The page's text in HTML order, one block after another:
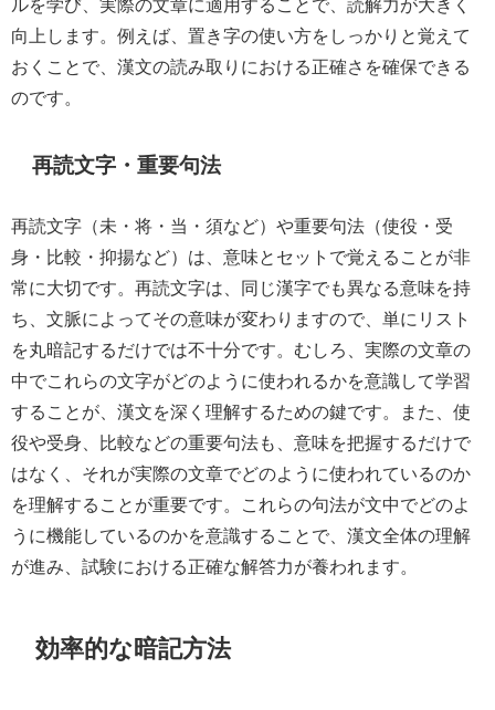
ルを学び、実際の文章に適用することで、読解力が大きく
向上します。例えば、置き字の使い方をしっかりと覚えて
おくことで、漢文の読み取りにおける正確さを確保できる
のです。
再読文字・重要句法
再読文字（未・将・当・須など）や重要句法（使役・受
身・比較・抑揚など）は、意味とセットで覚えることが非
常に大切です。再読文字は、同じ漢字でも異なる意味を持
ち、文脈によってその意味が変わりますので、単にリスト
を丸暗記するだけでは不十分です。むしろ、実際の文章の
中でこれらの文字がどのように使われるかを意識して学習
することが、漢文を深く理解するための鍵です。また、使
役や受身、比較などの重要句法も、意味を把握するだけで
はなく、それが実際の文章でどのように使われているのか
を理解することが重要です。これらの句法が文中でどのよ
うに機能しているのかを意識することで、漢文全体の理解
が進み、試験における正確な解答力が養われます。
効率的な暗記方法